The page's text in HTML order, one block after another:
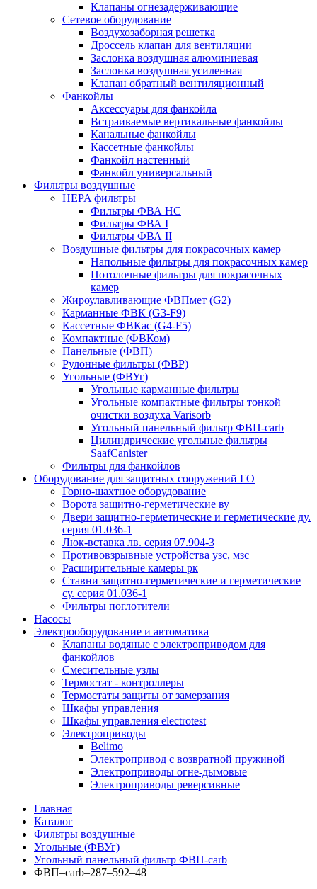
Клапаны огнезадерживающие
Сетевое оборудование
Воздухозаборная решетка
Дроссель клапан для вентиляции
Заслонка воздушная алюминиевая
Заслонка воздушная усиленная
Клапан обратный вентиляционный
Фанкойлы
Аксессуары для фанкойла
Встраиваемые вертикальные фанкойлы
Канальные фанкойлы
Кассетные фанкойлы
Фанкойл настенный
Фанкойл универсальный
Фильтры воздушные
HEPA фильтры
Фильтры ФВА HC
Фильтры ФВА I
Фильтры ФВА II
Воздушные фильтры для покрасочных камер
Напольные фильтры для покрасочных камер
Потолочные фильтры для покрасочных
камер
Жироулавливающие ФВПмет (G2)
Карманные ФВК (G3-F9)
Кассетные ФВКас (G4-F5)
Компактные (ФВКом)
Панельные (ФВП)
Рулонные фильтры (ФВР)
Угольные (ФВУг)
Угольные карманные фильтры
Угольные компактные фильтры тонкой
очистки воздуха Varisorb
Угольный панельный фильтр ФВП-carb
Цилиндрические угольные фильтры
SaafCanister
Фильтры для фанкойлов
Оборудование для защитных сооружений ГО
Горно-шахтное оборудование
Ворота защитно-герметические ву
Двери защитно-герметические и герметические ду.
серия 01.036-1
Люк-вставка лв. серия 07.904-3
Противовзрывные устройства узс, мзс
Расширительные камеры рк
Ставни защитно-герметические и герметические
су. серия 01.036-1
Фильтры поглотители
Насосы
Электрооборудование и автоматика
Клапаны водяные с электроприводом для
фанкойлов
Смесительные узлы
Термостат - контроллеры
Термостаты защиты от замерзания
Шкафы управления
Шкафы управления electrotest
Электроприводы
Belimo
Электропривод с возвратной пружиной
Электроприводы огне-дымовые
Электроприводы реверсивные
Главная
Каталог
Фильтры воздушные
Угольные (ФВУг)
Угольный панельный фильтр ФВП-carb
ФВП–carb–287–592–48